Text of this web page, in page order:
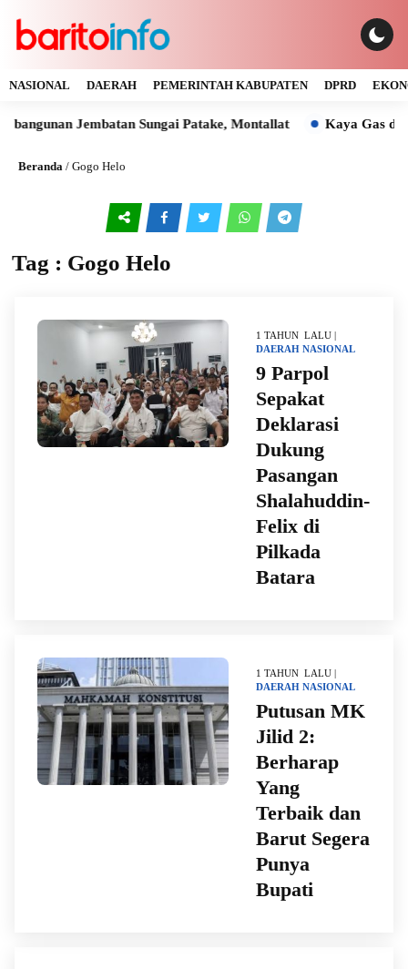
NASIONAL DAERAH PEMERINTAH KABUPATEN DPRD
Jembatan Sungai Patake, Montallat Kaya Gas dan Batu
Beranda / Gogo Helo
Tag : Gogo Helo
1 TAHUN LALU |
DAERAH NASIONAL
9 Parpol
Sepakat
Deklarasi
Dukung
Pasangan
Shalahuddin-
Felix di
Pilkada
Batara
1 TAHUN LALU |
DAERAH NASIONAL
Putusan MK
Jilid 2:
Berharap
Yang
Terbaik dan
Barut Segera
Punya
Bupati